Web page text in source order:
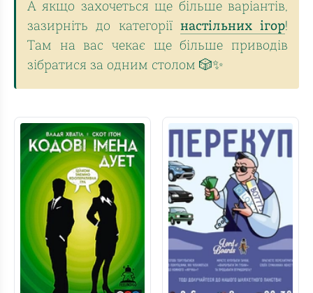
А якщо захочеться ще більше варіантів,
зазирніть до категорії настільних ігор!
Там на вас чекає ще більше приводів
зібратися за одним столом 🎲✨